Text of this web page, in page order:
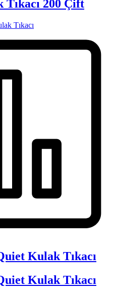
200 Çift
Kulak Tıkacı
Kulak Tıkacı